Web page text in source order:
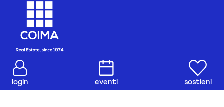
login eventi sostieni